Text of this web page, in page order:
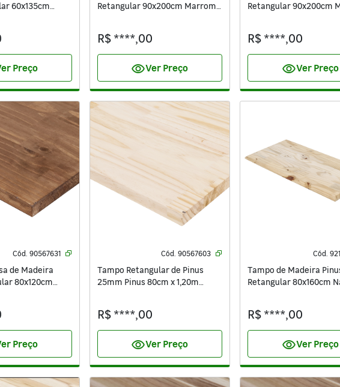
60x135cm
Preço
Retangular 90x200cm Marrom
R$ ****,00
visibilityVer Preço
Retangular 90x200cm
R$ ****,00
visibilityVer Preço
Cód. 90567631
de Madeira
80x120cm
Preço
Cód. 90567603
Tampo Retangular de Pinus
25mm Pinus 80cm x 1,20m
R$ ****,00
visibilityVer Preço
Cód.
Tampo de Madeira
Retangular 80x160cm
R$ ****,00
visibilityVer Preço